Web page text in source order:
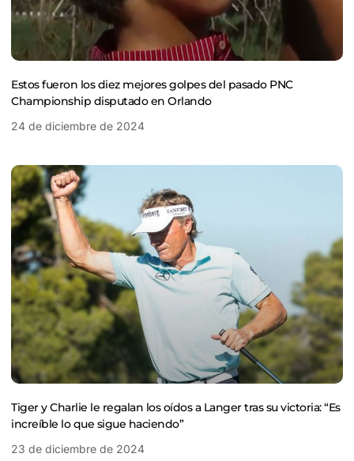
Estos fueron los diez mejores golpes del pasado PNC
Championship disputado en Orlando
24 de diciembre de 2024
Tiger y Charlie le regalan los oídos a Langer tras su victoria: “Es
increíble lo que sigue haciendo”
23 de diciembre de 2024